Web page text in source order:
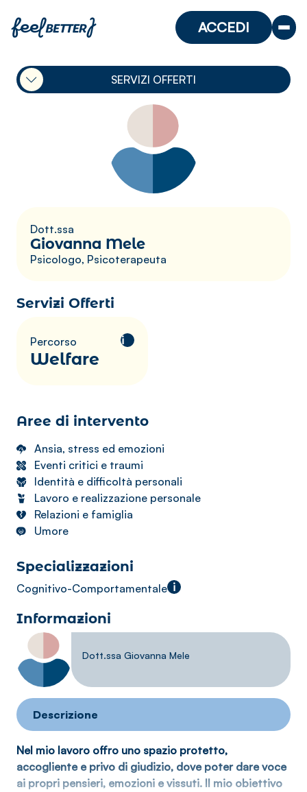
ACCEDI
SERVIZI OFFERTI
Dott.ssa
Giovanna Mele
Psicologo, Psicoterapeuta
Servizi Offerti
Percorso i
Welfare
Aree di intervento
Ansia, stress ed emozioni
Eventi critici e traumi
Identità e difficoltà personali
Lavoro e realizzazione personale
Relazioni e famiglia
Umore
Specializzazioni
Cognitivo-Comportamentale i
Informazioni
Dott.ssa Giovanna Mele
Descrizione
Nel mio lavoro offro uno spazio protetto,
accogliente e privo di giudizio, dove poter dare voce
ai propri pensieri, emozioni e vissuti. Il mio obiettivo